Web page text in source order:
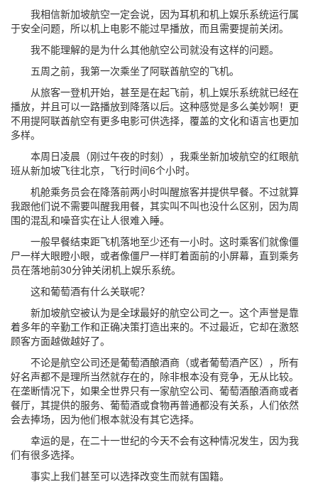
我相信新加坡航空一定会说，因为耳机和机上娱乐系统运行属
于安全问题，所以机上电影不能过早播放，而且需要提前关闭。
我不能理解的是为什么其他航空公司就没有这样的问题。
五周之前，我第一次乘坐了阿联酋航空的飞机。
从旅客一登机开始，甚至是在起飞前，机上娱乐系统就已经在
播放，并且可以一路播放到降落以后。这种感觉是多么美妙啊！更
不用提阿联酋航空有更多电影可供选择，覆盖的文化和语言也更加
多样。
本周日凌晨（刚过午夜的时刻），我乘坐新加坡航空的红眼航
班从新加坡飞往北京，飞行时间6个小时。
机舱乘务员会在降落前两小时叫醒旅客并提供早餐。不过就算
我跟他们说不需要叫醒我用餐，其实叫不叫也没什么区别，因为周
围的混乱和噪音实在让人很难入睡。
一般早餐结束距飞机落地至少还有一小时。这时乘客们就像僵
尸一样大眼瞪小眼，或者像僵尸一样盯着面前的小屏幕，直到乘务
员在落地前30分钟关闭机上娱乐系统。
这和葡萄酒有什么关联呢？
新加坡航空被认为是全球最好的航空公司之一。这个声誉是靠
着多年的辛勤工作和正确决策打造出来的。不过最近，它却在激怒
顾客方面越做越好了。
不论是航空公司还是葡萄酒酿酒商（或者葡萄酒产区），所有
好名声都不是理所当然就存在的，除非根本没有竞争，无从比较。
在垄断情况下，如果全世界只有一家航空公司、葡萄酒酿酒商或者
餐厅，其提供的服务、葡萄酒或食物再普通都没有关系，人们依然
会去捧场，因为他们根本就没有其它选择。
幸运的是，在二十一世纪的今天不会有这种情况发生，因为我
们有很多选择。
事实上我们甚至可以选择改变生而就有国籍。